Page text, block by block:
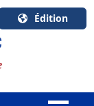
Édition